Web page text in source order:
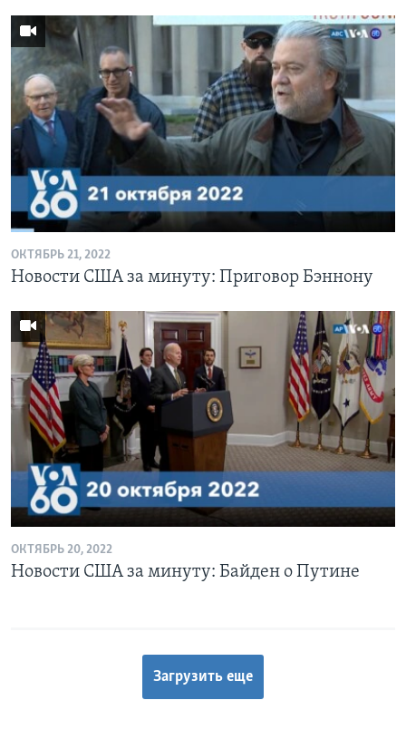
ОКТЯБРЬ 21, 2022
Новости США за минуту: Приговор Бэннону
ОКТЯБРЬ 20, 2022
Новости США за минуту: Байден о Путине
Загрузить еще